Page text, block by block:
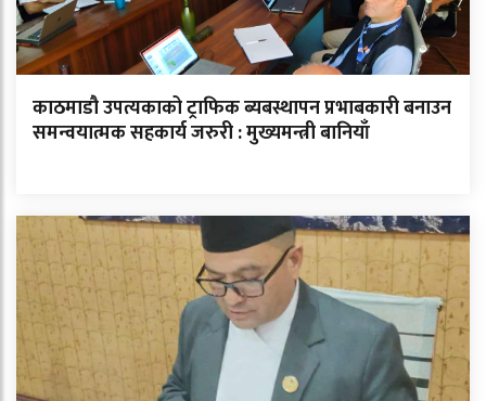
काठमाडौ उपत्यकाको ट्राफिक ब्यबस्थापन प्रभाबकारी बनाउन
समन्वयात्मक सहकार्य जरुरी : मुख्यमन्त्री बानियाँ